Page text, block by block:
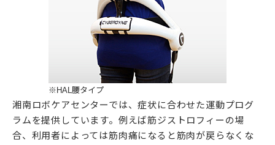
※HAL腰タイプ
湘南ロボケアセンターでは、症状に合わせた運動プログ
ラムを提供しています。例えば筋ジストロフィーの場
合、利用者によっては筋肉痛になると筋肉が戻らなくな